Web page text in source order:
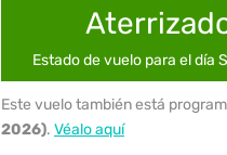
Estado de vuelo para el día
Este vuelo también está
2026). Véalo aquí